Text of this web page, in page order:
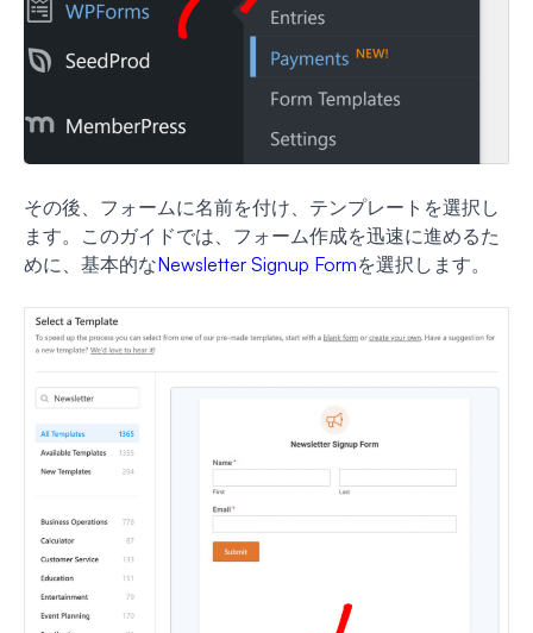
その後、フォームに名前を付け、テンプレートを選択し
ます。このガイドでは、フォーム作成を迅速に進めるた
めに、基本的なNewsletter Signup Formを選択します。